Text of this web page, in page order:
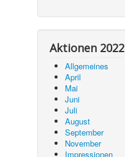
Aktionen 2022
Allgemeines
April
Mai
Juni
Juli
August
September
November
Impressionen